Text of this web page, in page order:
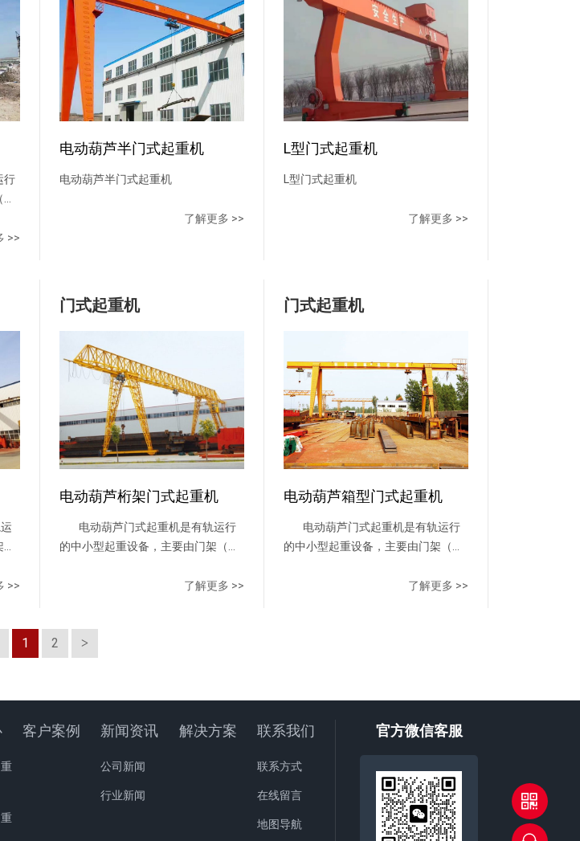
用
暖
能力强，便于将物件从跨内转运到悬
臂下。小车为侧面悬挂方式，吊具布
置在主梁侧面，起重量≤20t时采用垂
直反滚轮二支点形式，起重量>20t时
采用水平反滚轮三支点形式。 操
作方式采用闭式司机室，内有可调式
座椅，底板铺设绝缘垫，窗玻璃采用
钢化玻璃，可根据用户要求配置冷暖
空调、讯响器、对讲机等物
品。 供电方式有电缆卷筒和高空
行
葫
特
和
式
>>
电动葫芦半门式起重机
电动葫芦半门式起重机
了解更多 >>
L型门式起重机
L型门式起重机
了解更多 >>
电
构
>>
门式起重机
电动葫芦桁架门式起重机
电动葫芦门式起重机是有轨运行
的中小型起重设备，主要由门架（主
运行机构及电控部分组成，以电动葫
架两种，箱形工艺好，制作方便；桁
架自重轻，抗风能力强。整机具有自
点，适用于中小起重量范围内的厂
矿、货场及仓库等室外场所作一般装
卸吊运工作，禁止在有易燃、易爆及
充满腐蚀性气体的环境中工
线遥控和司机室三种操作形
了解更多 >>
门式起重机
电动葫芦箱型门式起重机
电动葫芦门式起重机是有轨运行
的中小型起重设备，主要由门架（主
运行机构及电控部分组成，以电动葫
点，适用于中小起重量范围内的厂
矿、货场及仓库等室外场所作一般装
卸吊运工作，禁止在有易燃、易爆及
充满腐蚀性气体的环境中工
作。 操作方式设有地面手柄、无
线遥控和司机室三种操作形
式。 供电方式有电缆卷筒和高空
了解更多 >>
1 2
客户案例 新闻资讯
公司新闻
行业新闻
解决方案 联系我们
联系方式
在线留言
地图导航
官方微信客服